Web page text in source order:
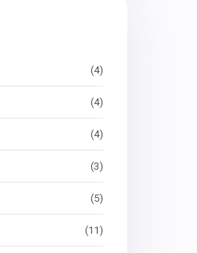
(4)
(4)
(4)
(3)
(5)
(11)